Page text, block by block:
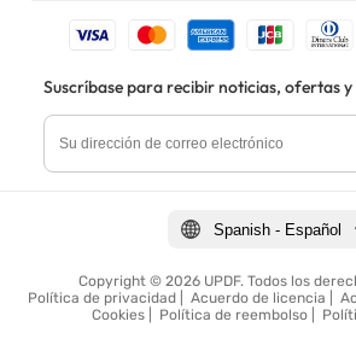
Suscríbase para recibir noticias, ofertas y
Spanish - Español
Copyright © 2026 UPDF. Todos los
Política de privacidad
Acuerdo de licencia
Cookies| Política de reembolso|